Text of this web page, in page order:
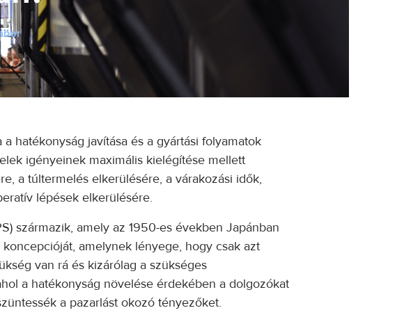
hatékonyság javítása és a gyártási folyamatok
igényeinek maximális kielégítése mellett
a túltermelés elkerülésére, a várakozási idők,
lépések elkerülésére.
származik, amely az 1950-es években Japánban
amelynek lényege, hogy csak azt
van rá és kizárólag a szükséges
a hatékonyság növelése érdekében a dolgozókat
a pazarlást okozó tényezőket.